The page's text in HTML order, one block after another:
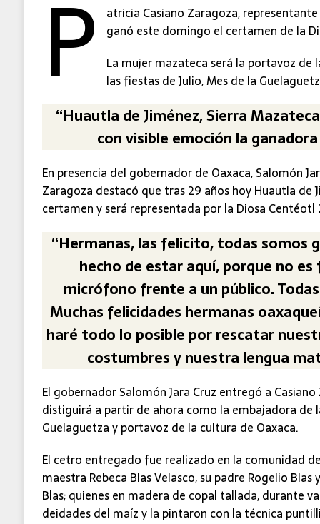
P
atricia Casiano Zaragoza,
ganó este domingo el certamen de la
La mujer mazateca será la portavoz de
las fiestas de Julio, Mes de la
“Huautla de Jiménez, Sierra
con visible emoción la
En presencia del gobernador de Oaxaca, Salomón
Zaragoza destacó que tras 29 años hoy Huautla de
certamen y será representada por la Diosa Centéotl
“Hermanas, las felicito, todas somos
hecho de estar aquí, porque no es
micrófono frente a un público.
Muchas felicidades hermanas
haré todo lo posible por rescatar
costumbres y nuestra lengua
El gobernador Salomón Jara Cruz entregó a
distiguirá a partir de ahora como la embajadora de
Guelaguetza y portavoz de la cultura de Oaxaca.
El cetro entregado fue realizado en la comunidad
maestra Rebeca Blas Velasco, su padre Rogelio
Blas; quienes en madera de copal tallada, durante
deidades del maíz y la pintaron con la técnica